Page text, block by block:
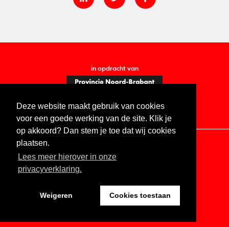
Deze website maakt gebruik van cookies
voor een goede werking van de site. Klik je
op akkoord? Dan stem je toe dat wij cookies
plaatsen.
Lees meer hierover in onze
privacyverklaring.
Weigeren Cookies toestaan
in opdracht van
Contact Vacatures ANBI
Digitale toegankelijkheid